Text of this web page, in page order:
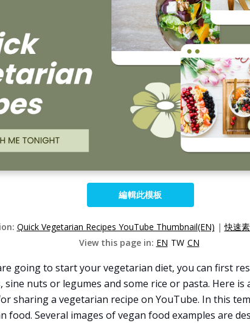
編輯此模板
Quick Vegetarian Recipes YouTube Thumbnail(EN) |快速
View this page in: EN TW CN
going to start your vegetarian diet, you can first
nuts or legumes and some rice or pasta. Here
sharing a vegetarian recipe on YouTube. In this
food. Several images of vegan food examples are